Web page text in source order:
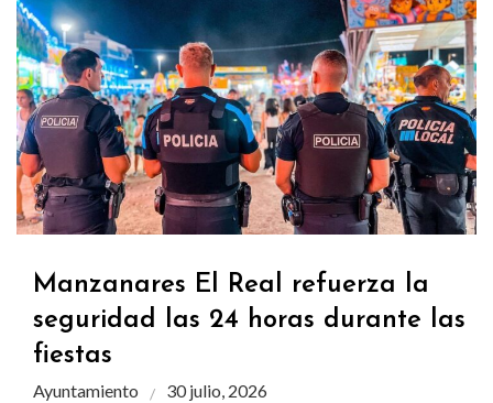
Manzanares El Real refuerza la
seguridad las 24 horas durante las
fiestas
Ayuntamiento 30 julio, 2026